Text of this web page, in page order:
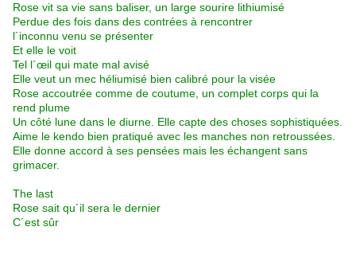
Rose vit sa vie sans baliser, un large sourire lithiumisé
Perdue des fois dans des contrées à rencontrer
l´inconnu venu se présenter
Et elle le voit
Tel l´œil qui mate mal avisé
Elle veut un mec héliumisé bien calibré pour la visée
Rose accoutrée comme de coutume, un complet corps qui la
rend plume
Un côté lune dans le diurne. Elle capte des choses sophistiquées.
Aime le kendo bien pratiqué avec les manches non retroussées.
Elle donne accord à ses pensées mais les échangent sans
grimacer.
The last
Rose sait qu´il sera le dernier
C´est sûr